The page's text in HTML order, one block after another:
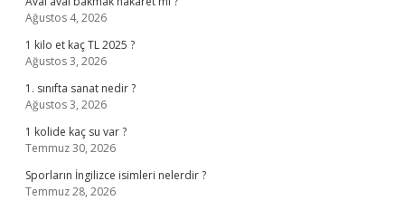
Ağustos 4, 2026
1 kilo et kaç TL 2025 ?
Ağustos 3, 2026
1. sınıfta sanat nedir ?
Ağustos 3, 2026
1 kolide kaç su var ?
Temmuz 30, 2026
Sporların İngilizce isimleri nelerdir ?
Temmuz 28, 2026